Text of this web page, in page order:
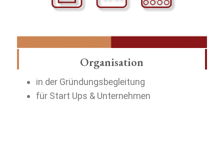
Organisation
in der Gründungsbegleitung
für Start Ups & Unternehmen